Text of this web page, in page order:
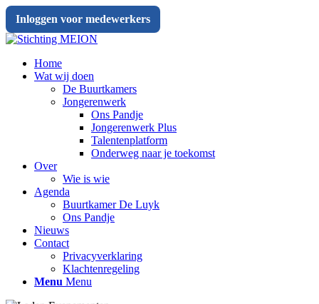
Inloggen voor medewerkers
Home
Wat wij doen
De Buurtkamers
Jongerenwerk
Ons Pandje
Jongerenwerk Plus
Talentenplatform
Onderweg naar je toekomst
Over
Wie is wie
Agenda
Buurtkamer De Luyk
Ons Pandje
Nieuws
Contact
Privacyverklaring
Klachtenregeling
Menu Menu